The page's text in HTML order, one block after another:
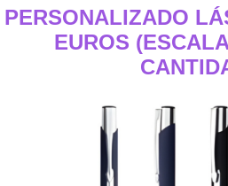
PERSONALIZADO
EUROS